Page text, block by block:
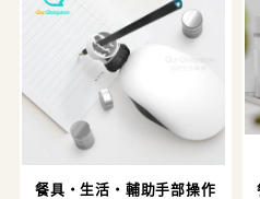
餐具・生活・輔助手部操作